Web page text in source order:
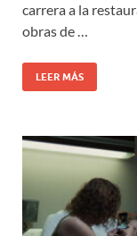
carrera a la
obras de …
LEER MÁS